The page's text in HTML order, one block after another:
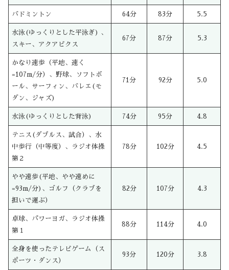
バドミントン 64分 83分 5.5
水泳(ゆっくりとした平泳ぎ) 、
スキー、アクアビクス
67分 87分 5.3
かなり速歩（平地、速く
=107m/分）、野球、ソフトボ
ール、サーフィン、バレエ(モ
ダン、ジャズ)
71分 92分 5.0
水泳(ゆっくりとした背泳) 74分 95分 4.8
テニス(ダブルス、試合）、水
中歩行（中等度）、ラジオ体操
第２
78分 102分 4.5
やや速歩(平地、やや速めに
=93m/分)、ゴルフ（クラブを
担いで運ぶ）
82分 107分 4.3
卓球、パワーヨガ、ラジオ体操
第１
88分 114分 4.0
全身を使ったテレビゲーム（ス
ポーツ・ダンス）
93分 120分 3.8